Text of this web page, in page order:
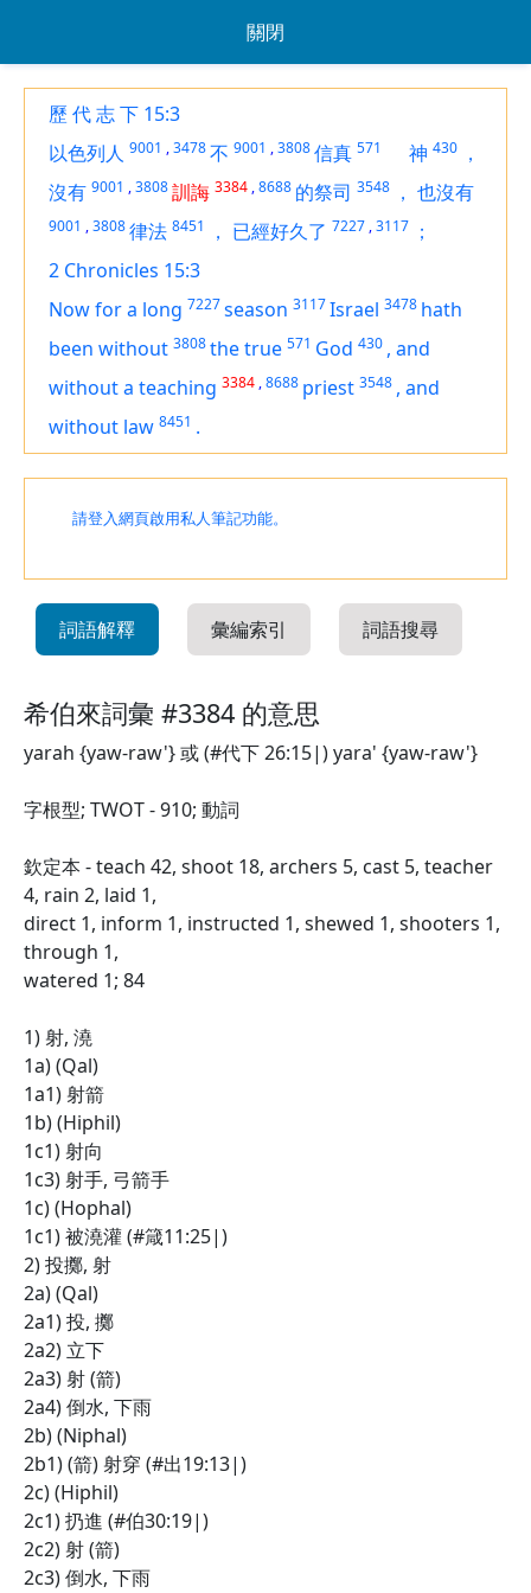
關閉
歷 代 志 下 15:3
以色列人 9001 ,3478不 9001 ,3808信真 571 神 430 ，
沒有 9001 ,3808訓誨 3384 ,8688 的祭司 3548 ， 也沒有
9001 ,3808律法 8451 ， 已經好久了 7227 ,3117 ；
2 Chronicles 15:3
Now for a long 7227season 3117Israel 3478 hath
been without 3808the true 571 God 430 , and
without a teaching 3384 ,8688 priest 3548 , and
without law 8451 .
請登入網頁啟用私人筆記功能。
詞語解釋 彙編索引 詞語搜尋
希伯來詞彙 #3384 的意思
yarah {yaw-raw'} 或 (#代下 26:15|) yara' {yaw-raw'}
字根型; TWOT - 910; 動詞
欽定本 - teach 42, shoot 18, archers 5, cast 5, teacher
4, rain 2, laid 1,
direct 1, inform 1, instructed 1, shewed 1, shooters 1,
through 1,
watered 1; 84
1) 射, 澆
1a) (Qal)
1a1) 射箭
1b) (Hiphil)
1c1) 射向
1c3) 射手, 弓箭手
1c) (Hophal)
1c1) 被澆灌 (#箴11:25|)
2) 投擲, 射
2a) (Qal)
2a1) 投, 擲
2a2) 立下
2a3) 射 (箭)
2a4) 倒水, 下雨
2b) (Niphal)
2b1) (箭) 射穿 (#出19:13|)
2c) (Hiphil)
2c1) 扔進 (#伯30:19|)
2c2) 射 (箭)
2c3) 倒水, 下雨